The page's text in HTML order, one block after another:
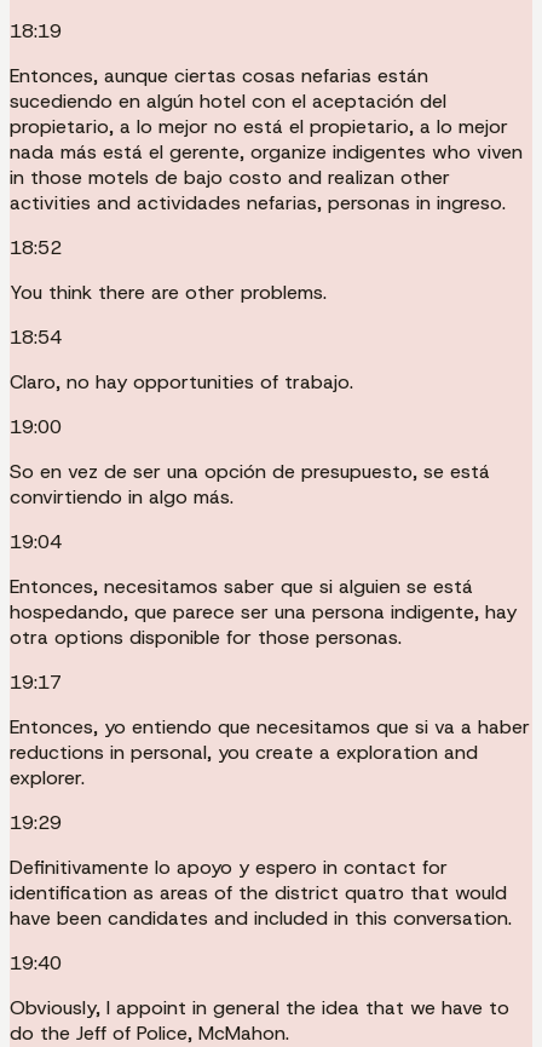
18:19
Entonces, aunque ciertas cosas nefarias están
sucediendo en algún hotel con el aceptación del
propietario, a lo mejor no está el propietario, a lo mejor
nada más está el gerente, organize indigentes who viven
in those motels de bajo costo and realizan other
activities and actividades nefarias, personas in ingreso.
18:52
You think there are other problems.
18:54
Claro, no hay opportunities of trabajo.
19:00
So en vez de ser una opción de presupuesto, se está
convirtiendo in algo más.
19:04
Entonces, necesitamos saber que si alguien se está
hospedando, que parece ser una persona indigente, hay
otra options disponible for those personas.
19:17
Entonces, yo entiendo que necesitamos que si va a haber
reductions in personal, you create a exploration and
explorer.
19:29
Definitivamente lo apoyo y espero in contact for
identification as areas of the district quatro that would
have been candidates and included in this conversation.
19:40
Obviously, I appoint in general the idea that we have to
do the Jeff of Police, McMahon.